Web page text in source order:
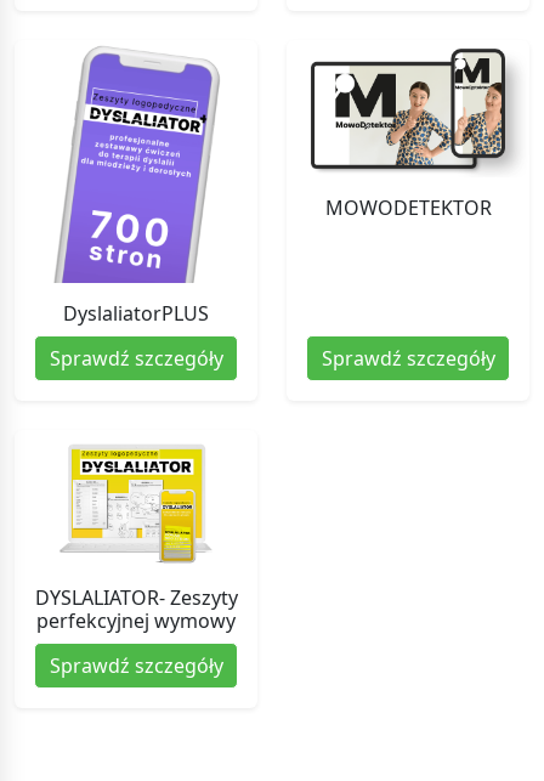
DyslaliatorPLUS
Sprawdź szczegóły
MOWODETEKTOR
Sprawdź szczegóły
DYSLALIATOR- Zeszyty
perfekcyjnej wymowy
Sprawdź szczegóły